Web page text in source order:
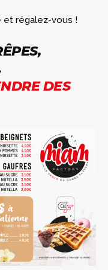
régalez-vous !
DES